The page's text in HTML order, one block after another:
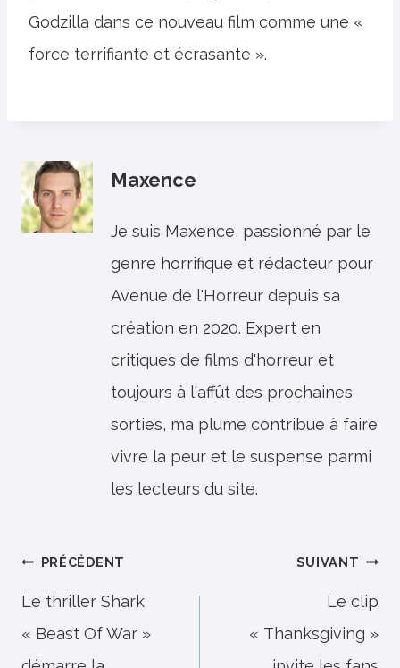
Godzilla dans ce nouveau film comme une «
force terrifiante et écrasante ».
Maxence
Je suis Maxence, passionné par le
genre horrifique et rédacteur pour
Avenue de l'Horreur depuis sa
création en 2020. Expert en
critiques de films d'horreur et
toujours à l'affût des prochaines
sorties, ma plume contribue à faire
vivre la peur et le suspense parmi
les lecteurs du site.
Navigation
de
l’article
PRÉCÉDENT
Le thriller Shark
« Beast Of War »
SUIVANT
Le clip
« Thanksgiving »